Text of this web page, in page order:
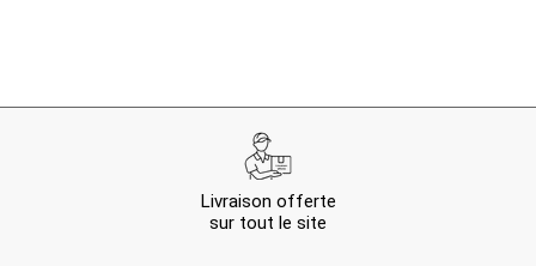
Livraison offerte
sur tout le site